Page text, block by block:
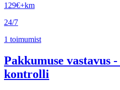
129€+km
24/7
1 toimumist
Pakkumuse vastavus
kontrolli